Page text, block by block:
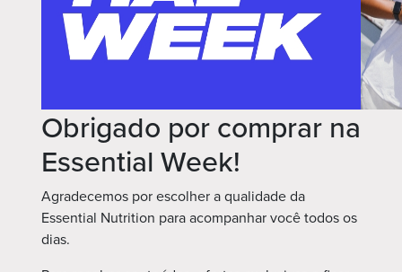
Obrigado por comprar na
Essential Week!
Agradecemos por escolher a qualidade da
Essential Nutrition para acompanhar você todos os
dias.